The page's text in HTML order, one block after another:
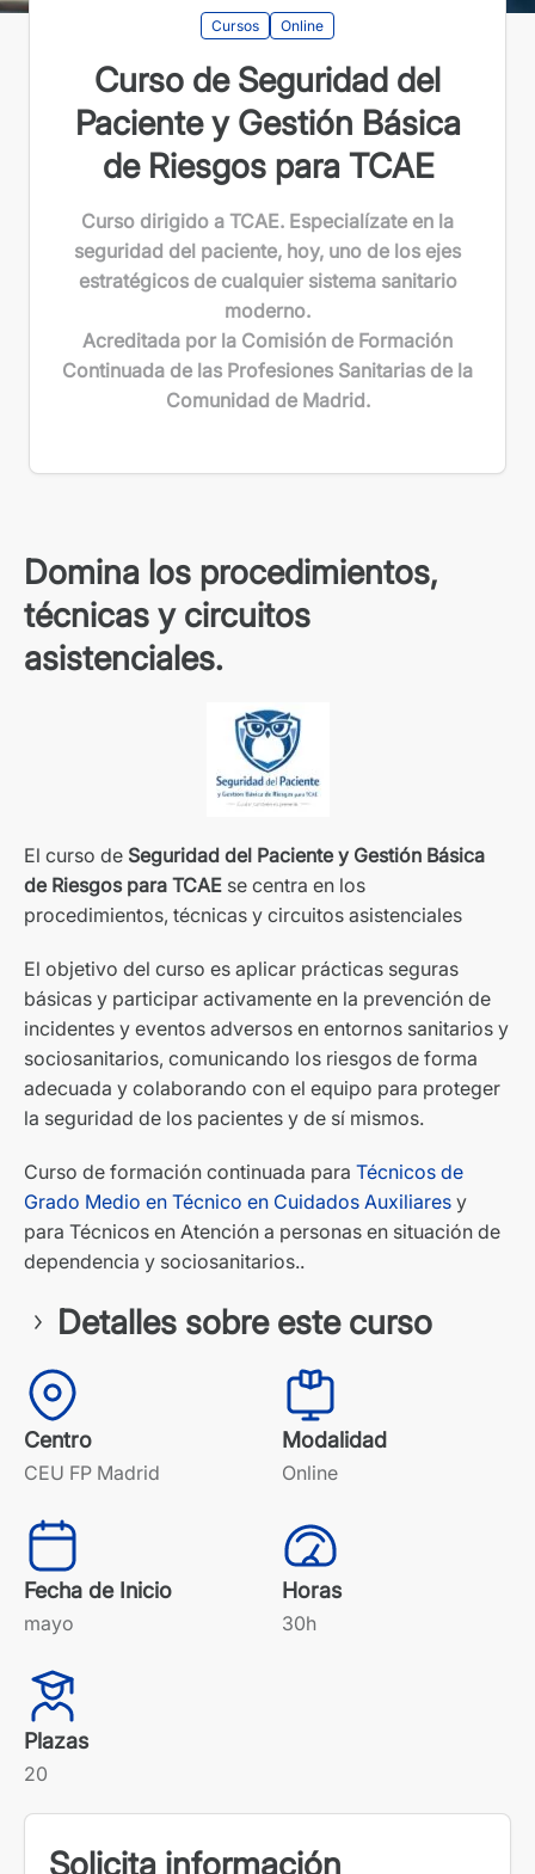
Cursos Online
Curso de Seguridad del
Paciente y Gestión Básica
de Riesgos para TCAE
Curso dirigido a TCAE. Especialízate en la
seguridad del paciente, hoy, uno de los ejes
estratégicos de cualquier sistema sanitario
moderno.
Acreditada por la Comisión de Formación
Continuada de las Profesiones Sanitarias de la
Comunidad de Madrid.
Domina los procedimientos,
técnicas y circuitos
asistenciales.
El curso de Seguridad del Paciente y Gestión Básica
de Riesgos para TCAE se centra en los
procedimientos, técnicas y circuitos asistenciales
El objetivo del curso es aplicar prácticas seguras
básicas y participar activamente en la prevención de
incidentes y eventos adversos en entornos sanitarios y
sociosanitarios, comunicando los riesgos de forma
adecuada y colaborando con el equipo para proteger
la seguridad de los pacientes y de sí mismos.
Curso de formación continuada para Técnicos de
Grado Medio en Técnico en Cuidados Auxiliares y
para Técnicos en Atención a personas en situación de
dependencia y sociosanitarios..
Detalles sobre este curso
Centro
CEU FP Madrid
Modalidad
Online
Fecha de Inicio
mayo
Horas
30h
Plazas
20
Solicita información